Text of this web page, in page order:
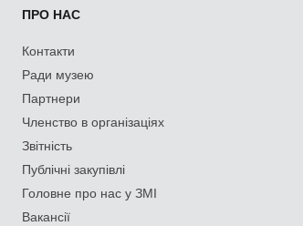
ПРО НАС
Контакти
Ради музею
Партнери
Членство в організаціях
Звітність
Публічні закупівлі
Головне про нас у ЗМІ
Вакансії